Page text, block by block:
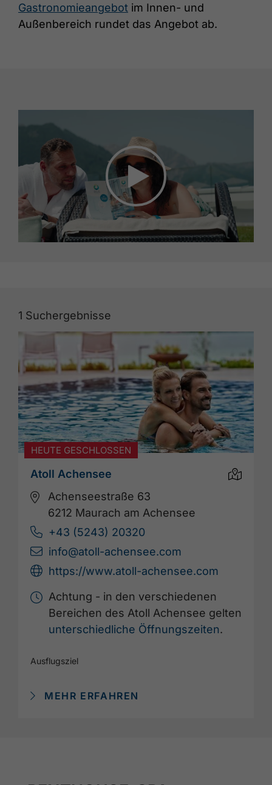
Gastronomieangebot im Innen- und
Außenbereich rundet das Angebot ab.
1 Suchergebnisse
HEUTE GESCHLOSSEN
Atoll Achensee
Achenseestraße 63
6212 Maurach am Achensee
+43 (5243) 20320
info@atoll-achensee.com
https://www.atoll-achensee.com
Achtung - in den verschiedenen
Bereichen des Atoll Achensee gelten
unterschiedliche Öffnungszeiten.
Ausflugsziel
MEHR ERFAHREN